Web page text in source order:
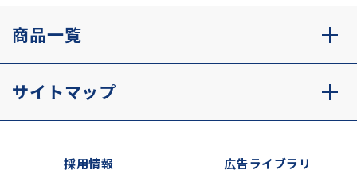
商品一覧
サイトマップ
採用情報 広告ライブラリ